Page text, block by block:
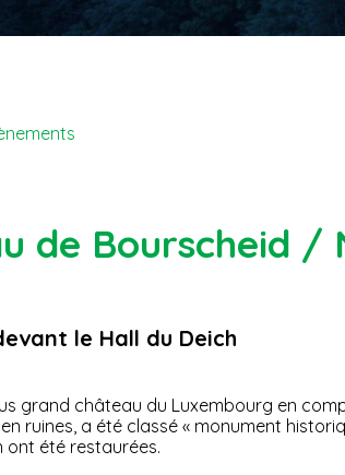
de Bourscheid /
le Hall du Deich
grand château du Luxembourg en
ruines, a été classé « monument
ont été restaurées.